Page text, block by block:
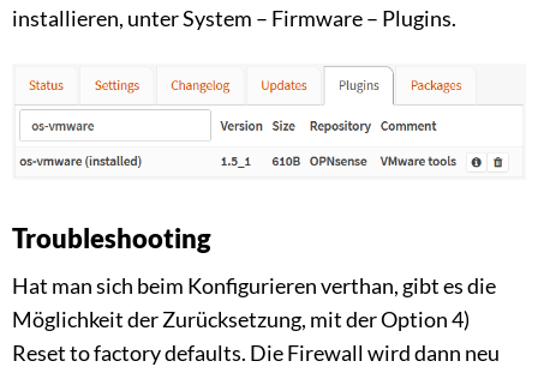
installieren, unter System – Firmware – Plugins.
Troubleshooting
Hat man sich beim Konfigurieren verthan, gibt es die
Möglichkeit der Zurücksetzung, mit der Option 4)
Reset to factory defaults. Die Firewall wird dann neu